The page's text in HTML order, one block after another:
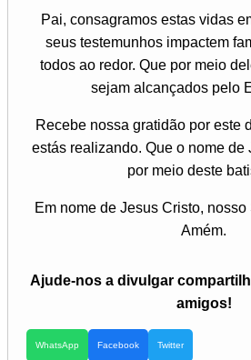
Pai, consagramos estas vidas
seus testemunhos impactem
todos ao redor. Que por meio
sejam alcançados pelo
Recebe nossa gratidão por este
estás realizando. Que o nome de
por meio deste
Em nome de Jesus Cristo,
Amém.
Ajude-nos a divulgar
amigos!
WhatsApp Facebook Twitter